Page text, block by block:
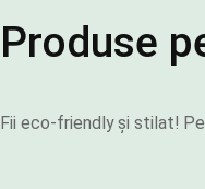
Produse
Fii eco-friendly și stilat!